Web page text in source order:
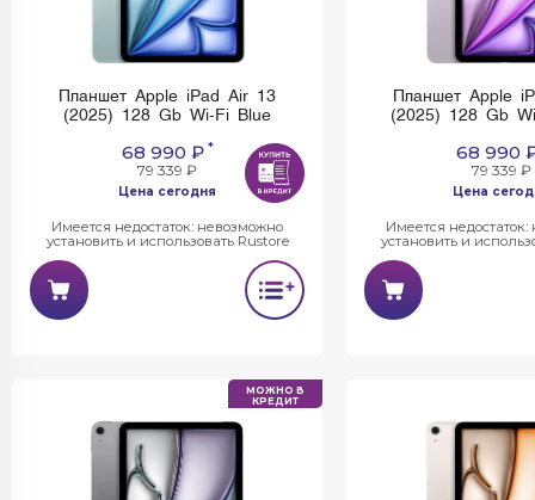
Планшет Apple iPad Air 13
(2025) 128 Gb Wi-Fi Blue
68 990 ₽*
79 339 ₽
Цена сегодня
Имеется недостаток: невозможно
установить и использовать Rustore
Планшет Apple
(2025) 128 Gb
68 990
79 339 ₽
Цена
Имеется
установить и
МОЖНО В
КРЕДИТ